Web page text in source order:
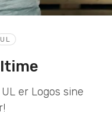
UL
er Logos sine